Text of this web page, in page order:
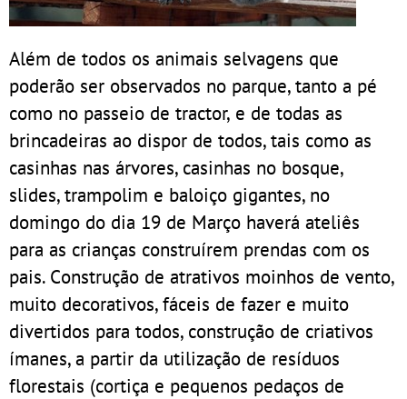
Além de todos os animais selvagens que
poderão ser observados no parque, tanto a pé
como no passeio de tractor, e de todas as
brincadeiras ao dispor de todos, tais como as
casinhas nas árvores, casinhas no bosque,
slides, trampolim e baloiço gigantes, no
domingo do dia 19 de Março haverá ateliês
para as crianças construírem prendas com os
pais. Construção de atrativos moinhos de vento,
muito decorativos, fáceis de fazer e muito
divertidos para todos, construção de criativos
ímanes, a partir da utilização de resíduos
florestais (cortiça e pequenos pedaços de